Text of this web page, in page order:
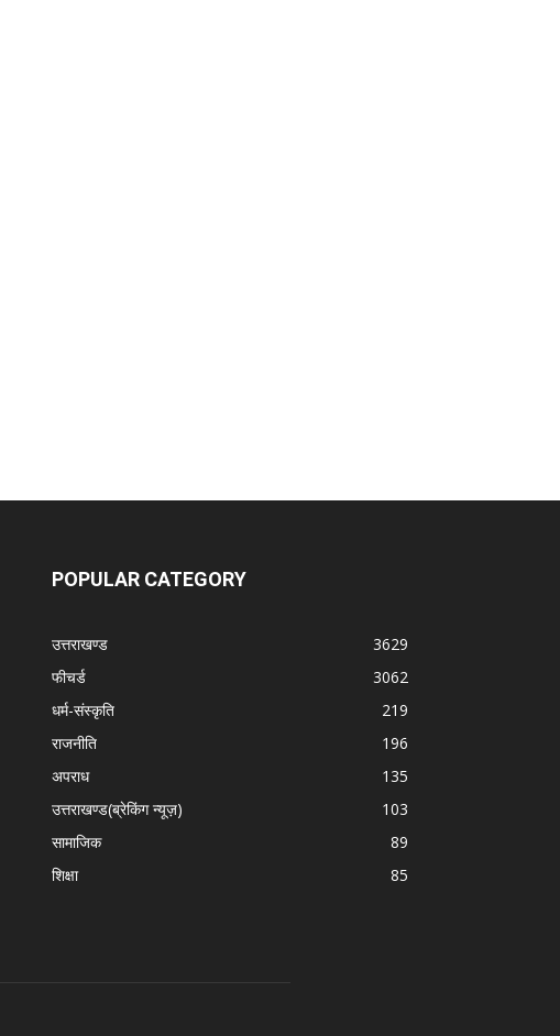
POPULAR CATEGORY
उत्तराखण्ड
3629
फीचर्ड
3062
धर्म-संस्कृति
219
राजनीति
196
अपराध
135
उत्तराखण्ड(ब्रेकिंग न्यूज़)
103
सामाजिक
89
शिक्षा
85